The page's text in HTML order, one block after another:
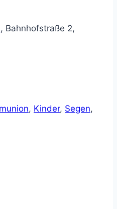
, Bahnhofstraße 2,
, Kinder, Segen,